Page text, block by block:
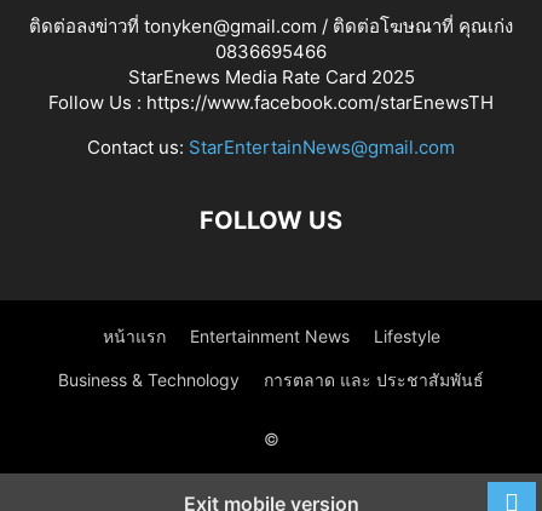
ติดต่อลงข่าวที่ tonyken@gmail.com / ติดต่อโฆษณาที่ คุณเก่ง
0836695466
StarEnews Media Rate Card 2025
Follow Us : https://www.facebook.com/starEnewsTH
Contact us: StarEntertainNews@gmail.com
FOLLOW US
หน้าแรก Entertainment News Lifestyle
Business & Technology การตลาด และ ประชาสัมพันธ์
©
Exit mobile version